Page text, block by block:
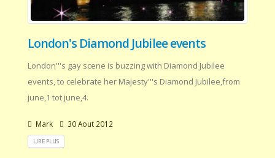
London's Diamond Jubilee events
London'''s gay scene is buzzing with Diamond Jubilee
events, to celebrate her Majesty'''s Diamond Jubilee,from
june,1 tot june,4.
Mark 30 Aout 2012
LIRE PLUS